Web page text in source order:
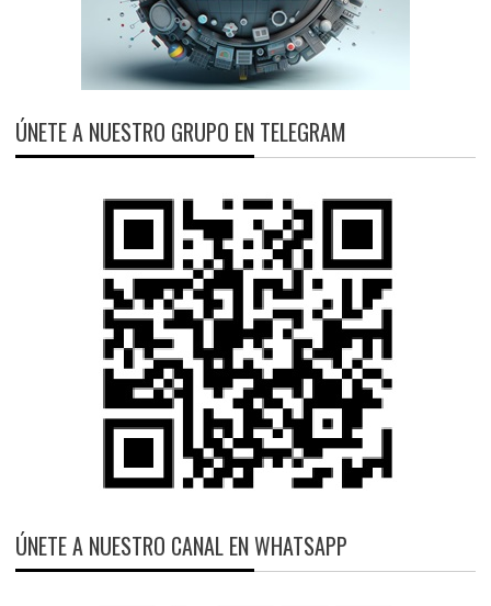
ÚNETE A NUESTRO GRUPO EN TELEGRAM
ÚNETE A NUESTRO CANAL EN WHATSAPP